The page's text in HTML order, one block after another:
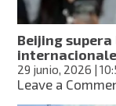
Beijing
29 junio, 2026 |
Leave a